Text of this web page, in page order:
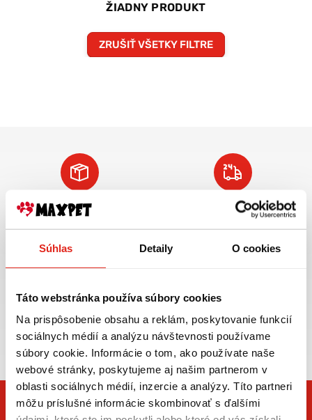
Súhlas Detaily O cookies
Táto webstránka používa súbory cookies
Na prispôsobenie obsahu a reklám, poskytovanie funkcií
sociálnych médií a analýzu návštevnosti používame
súbory cookie. Informácie o tom, ako používate naše
webové stránky, poskytujeme aj našim partnerom v
oblasti sociálnych médií, inzercie a analýzy. Títo partneri
môžu príslušné informácie skombinovať s ďalšími
ŽIADNY PRODUKT
ZRUŠIŤ VŠETKY FILTRE
Doprava ZADARMO
pre objednávky
VIAC INFO
Tovar NA SKLADE
expedujeme do 24
VIAC INFO
Zasielame aj do ČR,
doprava už od 5€